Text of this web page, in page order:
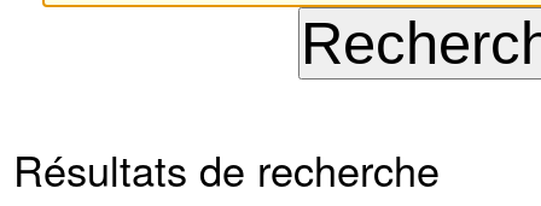
Résultats de recherche